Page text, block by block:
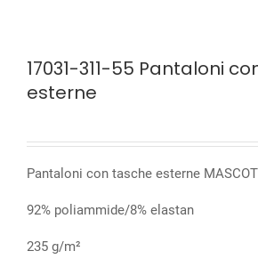
17031-311-55 Pantaloni
esterne
Pantaloni con tasche esterne MASCOT
92% poliammide/8% elastan
235 g/m²